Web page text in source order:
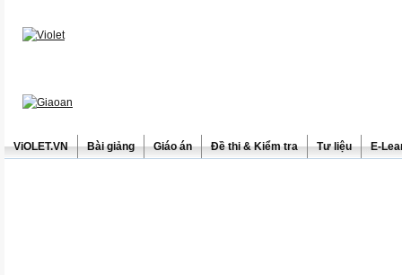
ViOLET.VN Bài giảng Giáo án Đề thi & Kiểm tra Tư liệu E-